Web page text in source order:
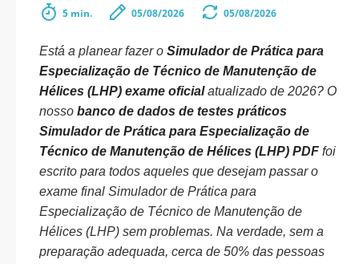
5 min. 05/08/2026 05/08/2026
Está a planear fazer o Simulador de Prática para
Especialização de Técnico de Manutenção de
Hélices (LHP) exame oficialatualizado de 2026? O
nosso banco de dados de testes práticos
Simulador de Prática para Especialização de
Técnico de Manutenção de Hélices (LHP) PDF foi
escrito para todos aqueles que desejam passar o
exame final Simulador de Prática para
Especialização de Técnico de Manutenção de
Hélices (LHP) sem problemas. Na verdade, sem a
preparação adequada, cerca de 50% das pessoas